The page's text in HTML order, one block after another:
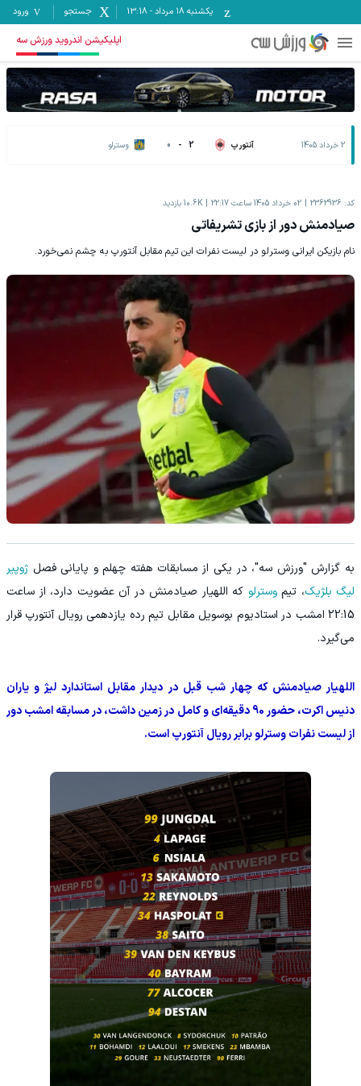
یکشنبه ۱۸ مرداد -
13:18 جستجو ورود
اپلیکیشن اندروید ورزش سه
2 خرداد 1405 آنتورپ 2
-
0 وسترلو
کد: 2362936 02 خرداد 1405 ساعت 22:17 10.6K بازدید
صیادمنش دور از بازی تشریفاتی
نام بازیکن ایرانی وسترلو در لیست نفرات این تیم مقابل آنتورپ به چشم نمی‌خورد.
به گزارش "ورزش سه"، در یکی از مسابقات هفته چهلم و پایانی فصل ژوپیر
لیگ بلژیک، تیموسترلو که اللهیار صیادمنش در آن عضویت دارد، از ساعت
22:15 امشب در استادیوم بوسویل مقابل تیم رده یازدهمی رویال آنتورپ قرار
می‌گیرد.
اللهیار صیادمنش که چهار شب قبل در دیدار مقابل استاندارد لیژ و یاران
دنیس اکرت، حضور 90 دقیقه‌ای و کامل در زمین داشت، در مسابقه امشب دور
از لیست نفرات وسترلو برابر رویال آنتورپ است.